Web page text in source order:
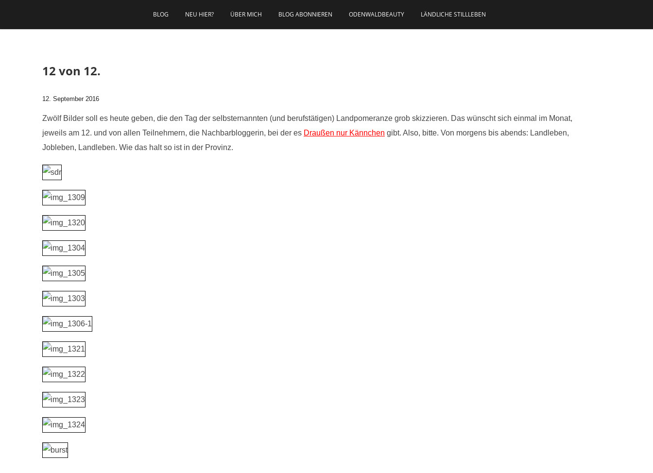
BLOG
NEU HIER? ÜBER MICH BLOG ABONNIEREN ODENWALDBEAUTY LÄNDLICHE STILLLEBEN
12 von 12.
12. September 2016
Zwölf Bilder soll es heute geben, die den Tag der selbsternannten (und berufstätigen) Landpomeranze grob skizzieren. Das wünscht sich einmal im Monat,
jeweils am 12. und von allen Teilnehmern, die Nachbarbloggerin, bei der es Draußen nur Kännchen gibt. Also, bitte. Von morgens bis abends: Landleben,
Jobleben, Landleben. Wie das halt so ist in der Provinz.